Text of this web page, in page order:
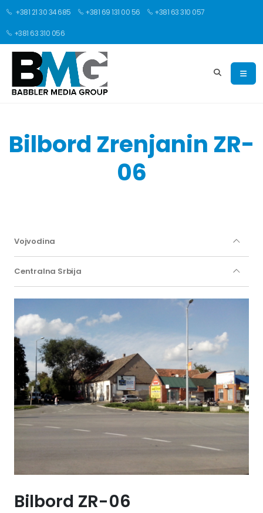
+381 21 30 34 685 +381 69 131 00 56 +381 63 310 057
+381 63 310 056
Bilbord Zrenjanin ZR-
06
Vojvodina
Centralna Srbija
Bilbord ZR-06